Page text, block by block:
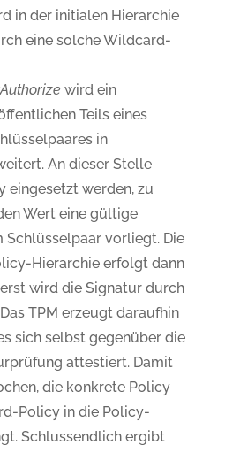
in der initialen Hierarchie
eine solche Wildcard-
wird ein
Teils eines
in
An dieser Stelle
eingesetzt werden, zu
Wert eine gültige
Schlüsselpaar vorliegt. Die
Hierarchie erfolgt dann
wird die Signatur durch
TPM erzeugt daraufhin
sich selbst gegenüber die
attestiert. Damit
die konkrete Policy
Policy in die Policy-
Schlussendlich ergibt